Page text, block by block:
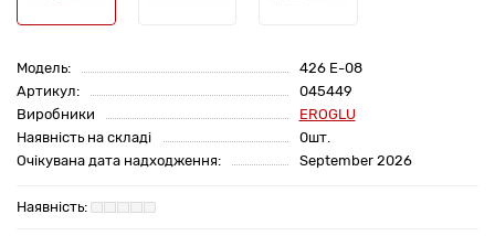
Модель:
426 E-08
Артикул:
045449
Виробники
EROGLU
Наявність на складі
0шт.
Очікувана дата надходження:
September 2026